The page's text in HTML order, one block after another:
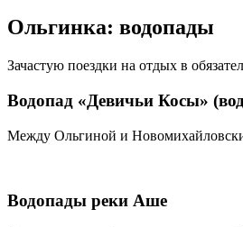
Ольгинка: водопады
Зачастую поездки на отдых в
Водопад «Девичьи Косы»
Между Ольгиной и
Водопады реки Аше